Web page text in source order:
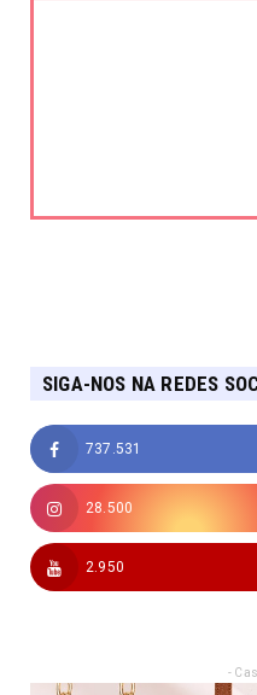
SIGA-NOS NA REDES
737.531
28.500
2.950
-